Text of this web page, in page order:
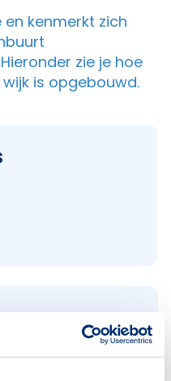
en kenmerkt zich
zie je hoe
is opgebouwd.
742